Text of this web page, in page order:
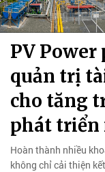
PV Power
quản trị
cho tăng
phát triển
Hoàn thành nhiều
không chỉ cải thiện